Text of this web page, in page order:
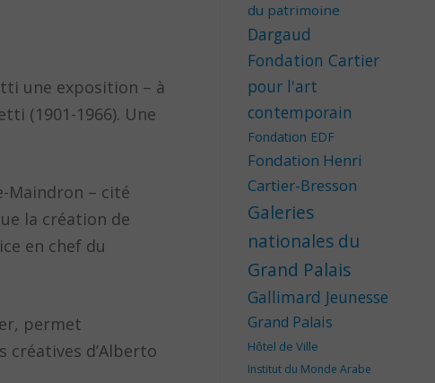
une exposition – à
(1901-1966). Une
Maindron – cité
la création de
en chef du
permet
d’Alberto
du patrimoine
Dargaud
Fondation Cartier
pour l'art
contemporain
Fondation EDF
Fondation Henri
Cartier-Bresson
Galeries
nationales du
Grand Palais
Gallimard Jeunesse
Grand Palais
Hôtel de Ville
Institut du Monde Arabe